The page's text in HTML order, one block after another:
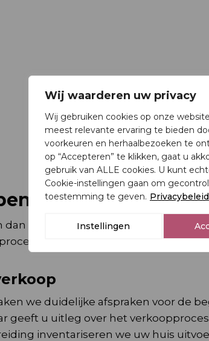
Wij waarderen uw privacy
Wij gebruiken cookies op onze
meest relevante ervaring te bieden
voorkeuren en herhaalbezoeken te
op “Accepteren” te klikken, gaat u
gebruik van ALLE cookies. U kunt
Cookie-instellingen gaan om
toestemming te geven. Privacybeleid
Instellingen
u in eerste instantie verwacht.
Zo nemen we u het werk
we duidelijke afspraken voor de
geeft u uitleg over het
inventariseren we uw huis